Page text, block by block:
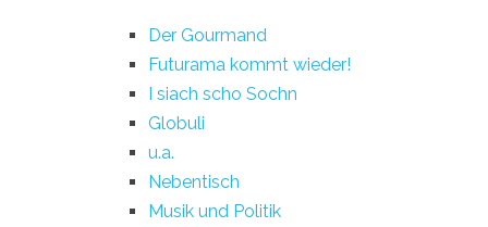
Der Gourmand
Futurama kommt wieder!
I siach scho Sochn
Globuli
u.a.
Nebentisch
Musik und Politik